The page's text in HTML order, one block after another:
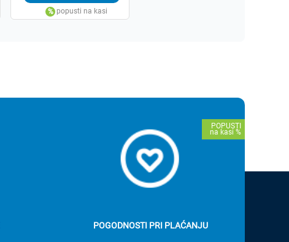
POGODNOSTI PRI PLAĆANJU